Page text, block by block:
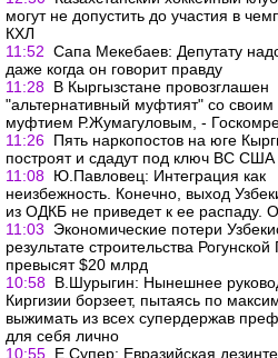
могут не допустить до участия в
КХЛ
11:52 Сапа Мекебаев: Депутату
даже когда он говорит правду
11:28 В Кыргызстане провозглашен
"альтернативный муфтият" со своим
муфтием Р.Жумагуловым, -
11:26 Пять наркопостов на юге
построят и сдадут под ключ ВС США
11:08 Ю.Павловец: Интеграция как
неизбежность. Конечно, выход
из ОДКБ не приведет к ее распаду.
11:03
Экономические потери
результате строительства
превысят $20 млрд
10:58 В.Шурыгин: Нынешнее
Киргизии борзеет, пытаясь по
выжимать из всех супердержав
для себя лично
10:55 Е.Супер: Евразийская